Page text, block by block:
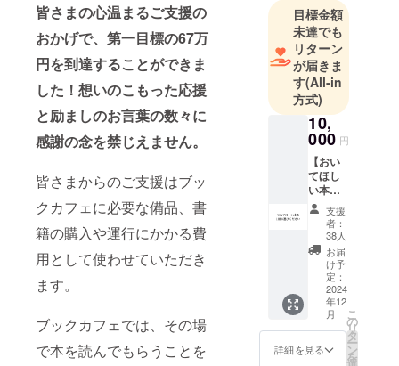
皆さまの心温まるご支援の
おかげで、第一目標の67万
円を到達することができま
した！想いのこもった応援
と励ましのお言葉の数々に
感謝の念を禁じえません。
皆さまからのご支援はブッ
クカフェに必要な備品、書
籍の購入や運行にかかる費
用として使わせていただき
ます。
ブックカフェでは、その場
で本を読んでもらうことを
援を行って
います。医
療・福祉・
健康・衛生
など様々な
面で問題を
抱え、読み
書き計算を
身につける
ための「初
等教育」も
ず、「貧困
の連鎖」に
まっている
子どもたち
に「安心な
目標金額
未達でも
リターン
が届きま
す(All-in
方式)
10,
000 円
【おい
てほし
い本を1
冊お選
びくだ
さい】
1. 感謝
の気持
ちを込
めて、
お礼の
メッ
セージ
をお送
りしま
支援
者：
38人
お届
け予
定：
2024
年12
月
詳細を見る
こ
の
リ
タ
ー
ン
を